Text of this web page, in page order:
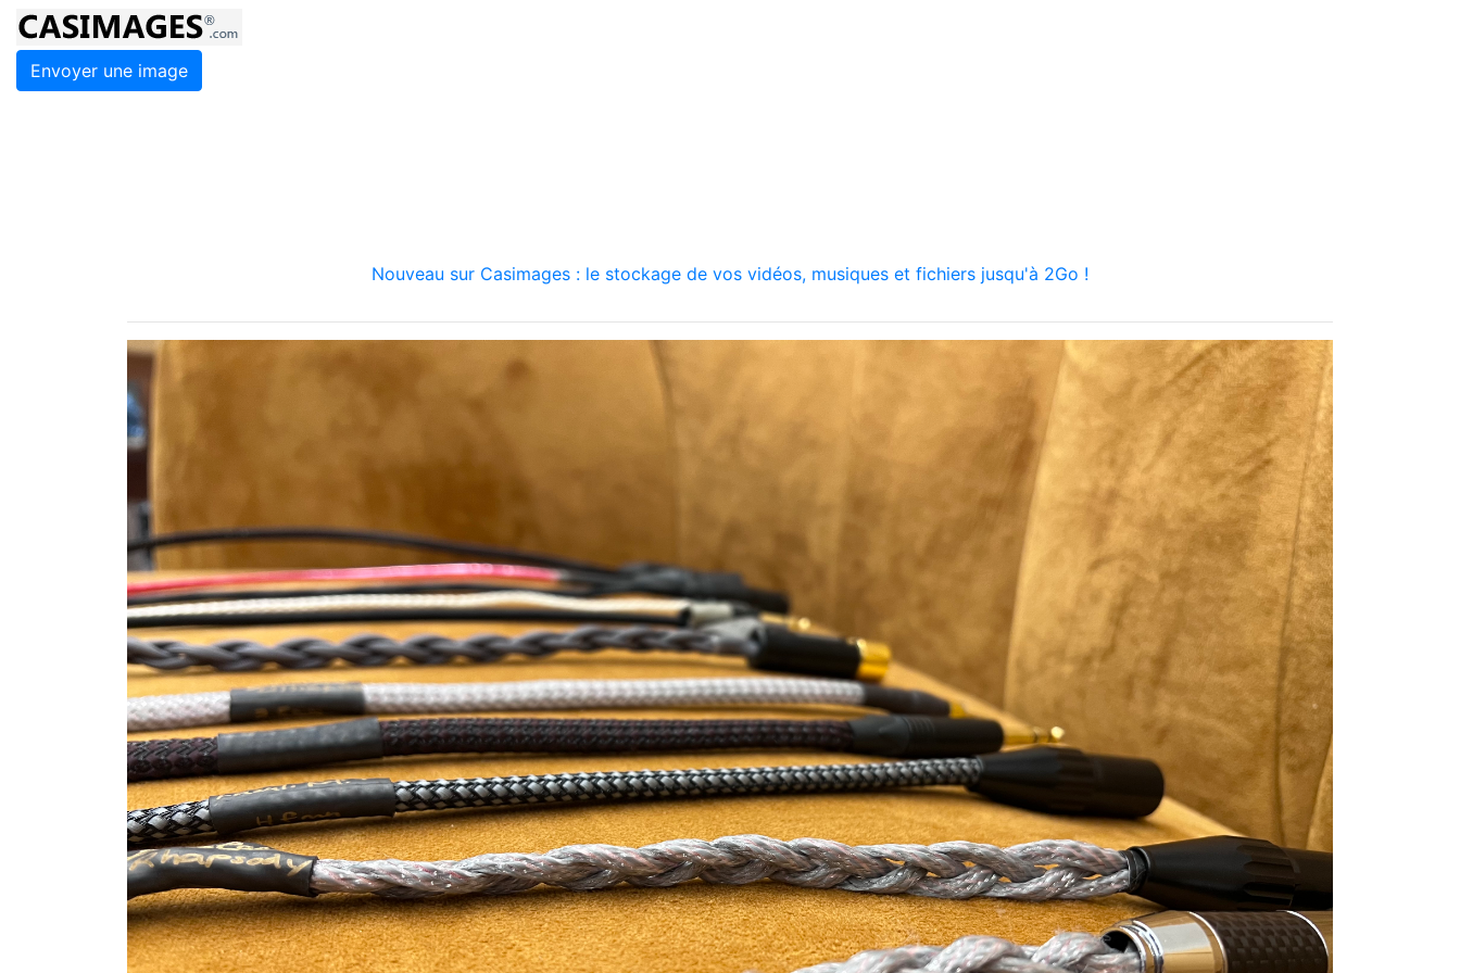
Envoyer une image
Nouveau sur Casimages : le stockage de vos vidéos, musiques et fichiers jusqu'à 2Go !